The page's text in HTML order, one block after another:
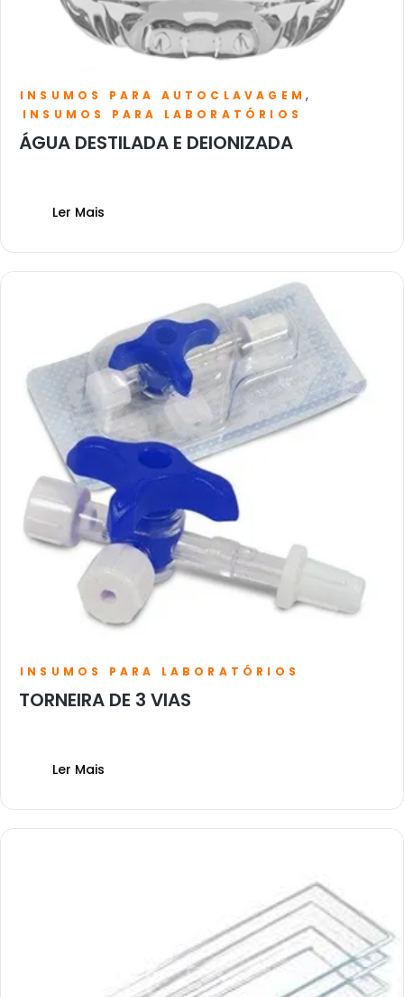
INSUMOS PARA AUTOCLAVAGEM ,
INSUMOS PARA LABORATÓRIOS
ÁGUA DESTILADA E DEIONIZADA
Ler Mais
INSUMOS PARA LABORATÓRIOS
TORNEIRA DE 3 VIAS
Ler Mais